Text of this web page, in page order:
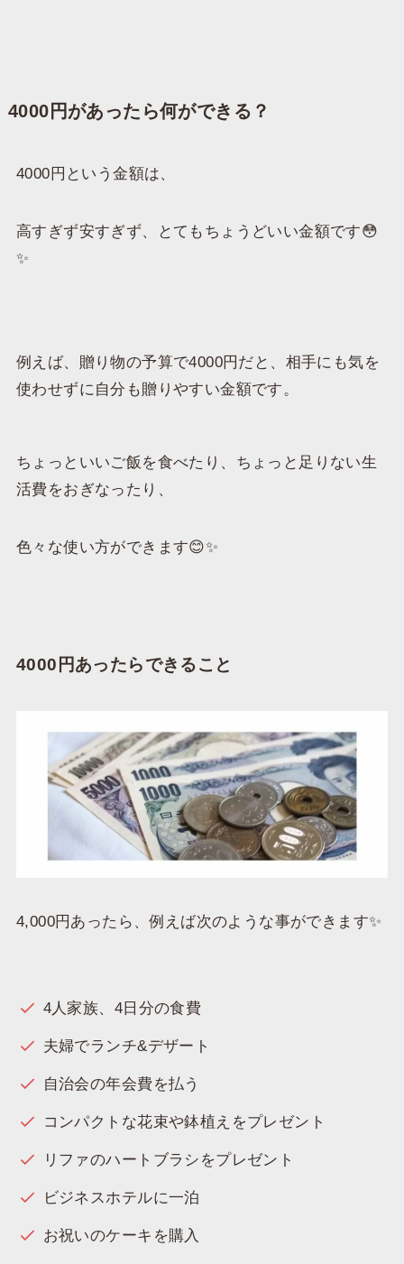
4000円があったら何ができる？
4000円という金額は、
高すぎず安すぎず、とてもちょうどいい金額です😳
✨
例えば、贈り物の予算で4000円だと、相手にも気を
使わせずに自分も贈りやすい金額です。
ちょっといいご飯を食べたり、ちょっと足りない生
活費をおぎなったり、
色々な使い方ができます😊✨
4000円あったらできること
4,000円あったら、例えば次のような事ができます✨
4人家族、4日分の食費
夫婦でランチ&デザート
自治会の年会費を払う
コンパクトな花束や鉢植えをプレゼント
リファのハートブラシをプレゼント
ビジネスホテルに一泊
お祝いのケーキを購入